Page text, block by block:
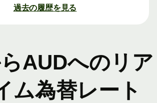
過去の履歴を見る
AUDへのリア
ム為替レート